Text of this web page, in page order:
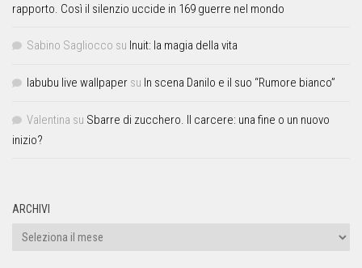
rapporto. Così il silenzio uccide in 169 guerre nel mondo
Sabino Sagliocco su Inuit: la magia della vita
labubu live wallpaper su In scena Danilo e il suo “Rumore bianco”
Valentina su Sbarre di zucchero. Il carcere: una fine o un nuovo
inizio?
ARCHIVI